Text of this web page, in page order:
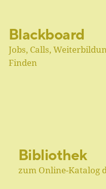
Blackboard
Jobs, Calls,
Finden
Bibliothek
zum Online-Katalog